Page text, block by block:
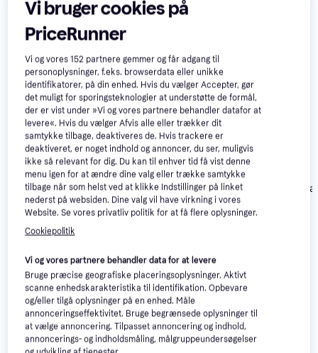
Se vores forslag til andre produkter, der matcher dine
Vis alle
Samsung Galaxy
Z Flip7 FE 256GB
4.7
5.498 kr.
Samsung Galaxy
Z Flip7 FE 256GB
4.7
Samsung
256GB/8GB
Anmeldelser
Vi bruger cookies på
PriceRunner
Vi og vores152 partnere gemmer og får adgang til
personoplysninger, f.eks. browserdata eller unikke
identifikatorer, på din enhed. Hvis du vælger Accepter, gør
det muligt for sporingsteknologier at understøtte de formål,
der er vist under »Vi og vores partnere behandler datafor at
levere«. Hvis du vælger Afvis alle eller trækker dit
samtykke tilbage, deaktiveres de. Hvis trackere er
deaktiveret, er noget indhold og annoncer, du ser, muligvis
ikke så relevant for dig. Du kan til enhver tid få vist denne
menu igen for at ændre dine valg eller trække samtykke
tilbage når som helst ved at klikke Indstillinger på linket
nederst på websiden. Dine valg vil have virkning i vores
Website. Se vores privatliv politik for at få flere oplysninger.
Cookiepolitik
Vi og vores partnere behandler data for at levere
Bruge præcise geografiske placeringsoplysninger. Aktivt
scanne enhedskarakteristika til identifikation. Opbevare
og/eller tilgå oplysninger på en enhed. Måle
annonceringseffektivitet. Bruge begrænsede oplysninger til
at vælge annoncering. Tilpasset annoncering og indhold,
annoncerings- og indholdsmåling, målgruppeundersøgelser